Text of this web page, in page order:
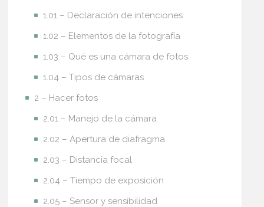
1.01 – Declaración de intenciones
1.02 – Elementos de la fotografía
1.03 – Qué es una cámara de fotos
1.04 – Tipos de cámaras
2 – Hacer fotos
2.01 – Manejo de la cámara
2.02 – Apertura de diafragma
2.03 – Distancia focal
2.04 – Tiempo de exposición
2.05 – Sensor y sensibilidad